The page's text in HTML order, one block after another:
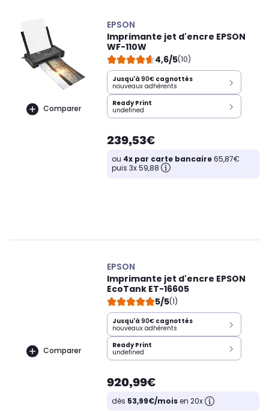
Comparer
EPSON
Imprimante jet d'encre EPSON
WF-110W
4,6/5(10)
Jusqu'à 90€ cagnottés
nouveaux adhérents
Ready Print
undefined
239,53€
ou 4x par carte bancaire65,87€
puis 3x 59,88
Comparer
EPSON
Imprimante jet d'encre EPSON
EcoTank ET-16605
5/5(1)
Jusqu'à 90€ cagnottés
nouveaux adhérents
Ready Print
undefined
920,99€
dès 53,99€/moisen 20x